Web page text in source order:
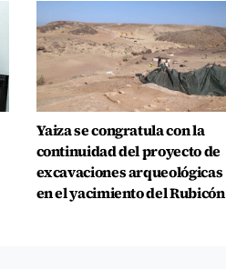
Yaiza se congratula con la
continuidad del proyecto de
excavaciones arqueológicas
en el yacimiento del Rubicón